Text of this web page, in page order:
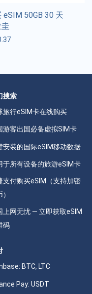
eSIM 50GB 30 天
搜索
旅行eSIM卡在线购买
游客出国必备虚拟SIM卡
安装的国际eSIM移动数据
于所有设备的旅游eSIM卡
支付购买eSIM（支持加密
上网无忧 — 立即获取eSIM
码
BTC, LTC
Pay: USDT